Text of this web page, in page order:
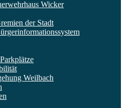
Wicker
der Stadt
Weilbach